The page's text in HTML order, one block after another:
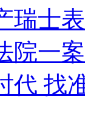
瑞士
院一
代 找